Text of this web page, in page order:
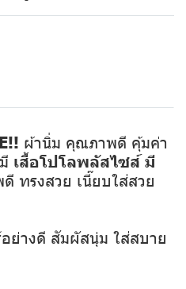
ผ้านิ่ม คุณภาพดี คุ้มค่า
เสื้อโปโลพลัสไซส์ มี
ทรงสวย เนี๊ยบใส่สวย
ย่างดี สัมผัสนุ่ม ใส่สบาย